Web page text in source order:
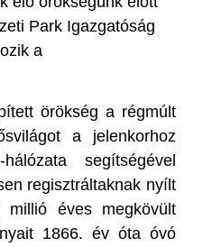
Park Igazgatóság
a
örökség a régmúlt
a jelenkorhoz
segítségével
regisztráltaknak nyílt
éves megkövült
1866. év óta óvó